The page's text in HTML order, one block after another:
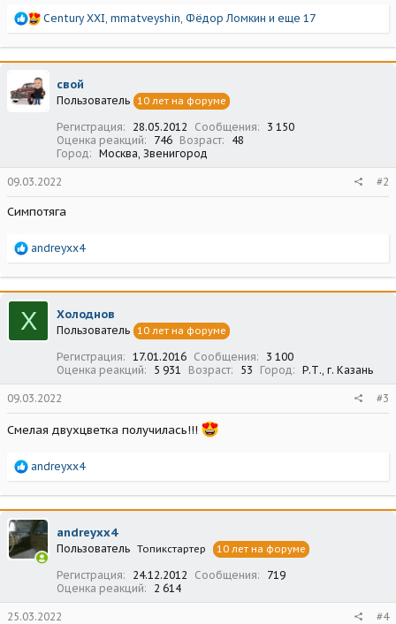
Р
а
к
и
и
Century XXI, mmatveyshin, Фёдор Ломкин и еще 17
свой
Пользователь 10 лет на форуме
Регистрация 28.05.2012 Сообщения
3 150
Оценка реакций
746 Возраст
48
Город
Москва, Звенигород
09.03.2022 #2
Симпотяга
Р
а
к
ц
и
и
andreyxx4
Х Холоднов
Пользователь 10 лет на форуме
Регистрация 17.01.2016 Сообщения
3 100
Оценка реакций
5 931 Возраст 53 Город Р.Т., г. Казань
09.03.2022 #3
Смелая двухцветка получилась!!!
Р
а
к
ц
и
и
andreyxx4
andreyxx4
Пользователь Топикстартер 10 лет на форуме
Регистрация 24.12.2012 Сообщения
719
Оценка реакций
2 614
25.03.2022 #4